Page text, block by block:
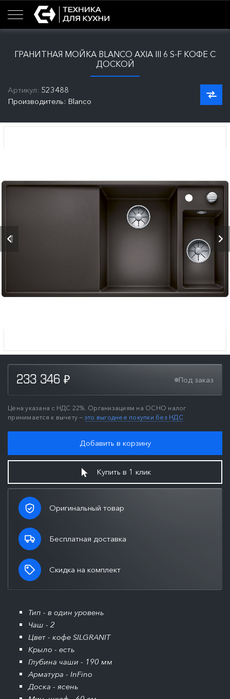
ГРАНИТНАЯ МОЙКА BLANCO AXIA III 6 S-F КОФЕ С
ДОСКОЙ
Артикул: 523488
Производитель: Blanco
233 346 ₽ Под заказ
Цена указана с НДС 22%. Организациям на ОСНО налог
принимается к вычету — это выгоднее покупки без НДС
Добавить в корзину
Купить в 1 клик
Оригинальный товар
Бесплатная доставка
Скидка на комплект
Тип - в один уровень
Чаш - 2
Цвет - кофе SILGRANIT
Крыло - есть
Глубина чаши - 190 мм
Арматура - InFino
Доска - ясень